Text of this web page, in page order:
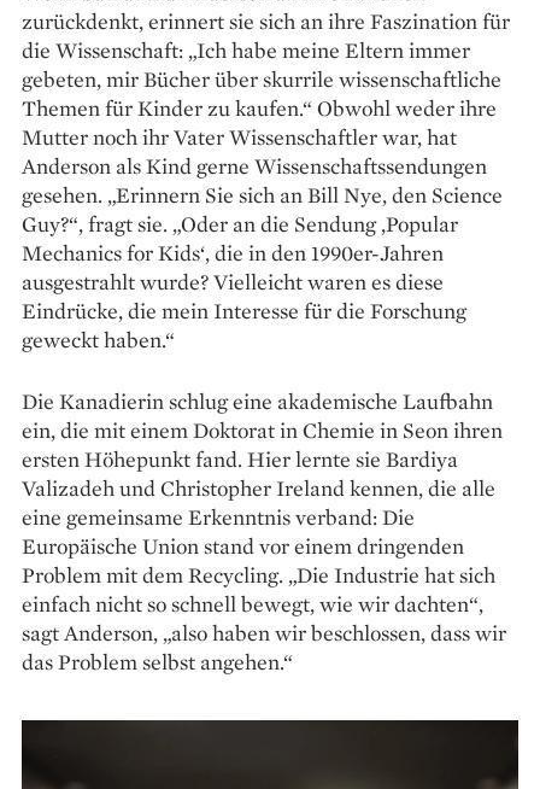
zurückdenkt, erinnert sie sich an ihre Faszination für
die Wissenschaft: „Ich habe meine Eltern immer
gebeten, mir Bücher über skurrile wissenschaftliche
Themen für Kinder zu kaufen.“ Obwohl weder ihre
Mutter noch ihr Vater Wissenschaftler war, hat
Anderson als Kind gerne Wissenschaftssendungen
gesehen. „Erinnern Sie sich an Bill Nye, den Science
Guy?“, fragt sie. „Oder an die Sendung ‚Popular
Mechanics for Kids‘, die in den 1990er-Jahren
ausgestrahlt wurde? Vielleicht waren es diese
Eindrücke, die mein ­Interesse für die Forschung
geweckt haben.“
Die Kanadierin schlug eine akademische Laufbahn
ein, die mit einem Doktorat in Chemie in Seon ihren
ersten Höhepunkt fand. Hier lernte sie Bardiya
Valizadeh und Christopher Ireland kennen, die alle
eine gemeinsame Erkenntnis verband: Die
Europäische Union stand vor einem dringenden
Problem mit dem Recycling. „Die Industrie hat sich
einfach nicht so schnell bewegt, wie wir dachten“,
sagt Anderson, „also haben wir be­schlossen, dass wir
das Problem selbst angehen.“